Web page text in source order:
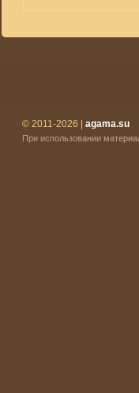
© 2011-2026 | agama.su
При использовании